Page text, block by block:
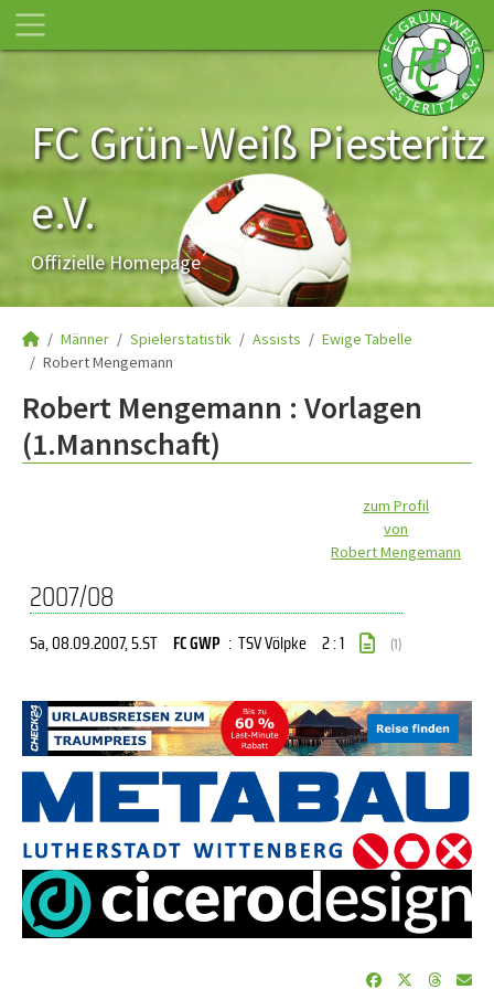
FC Grün-Weiß Piesteritz
e.V.
Offizielle Homepage
Männer Spielerstatistik Assists
Ewige Tabelle
Robert Mengemann
Robert Mengemann : Vorlagen
(1.Mannschaft)
zum Profil
von
Robert Mengemann
2007/08
Sa, 08.09.2007, 5.ST FC GWP : TSV Völpke 2 : 1 (1)